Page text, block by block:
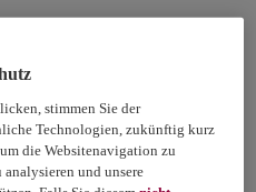
stimmen Sie der
Technologien, zukünftig kurz
die Websitenavigation zu
und unsere